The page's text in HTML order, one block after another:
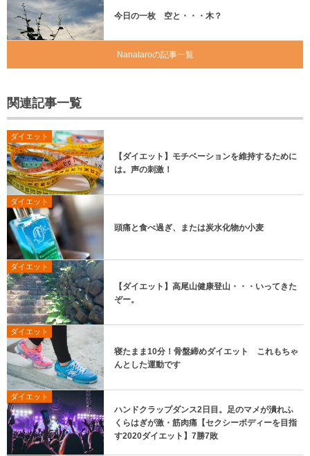
今日の一枚 空と・・・木？
Nanataroの記事一覧
関連記事一覧
ダイエット
【ダイエット】モチベーションを維持するために
は。声の刺激！
ダイエット
頭痛と食べ過ぎ、または炭水化物か小麦
ダイエット
【ダイエット】高尾山健康登山・・・いってきた
ぞー。
ダイエット
寝たまま10分！骨盤締めダイエット これもちゃ
んとした運動です
ダイエット
ハンドクラップダンス2日目。足のマメが潰れふ
くらはぎが激・筋肉痛【セクシーボディーを目指
す2020ダイエット】7勝7敗